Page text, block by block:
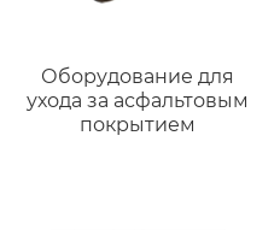
Оборудование для
ухода за асфальтовым
покрытием